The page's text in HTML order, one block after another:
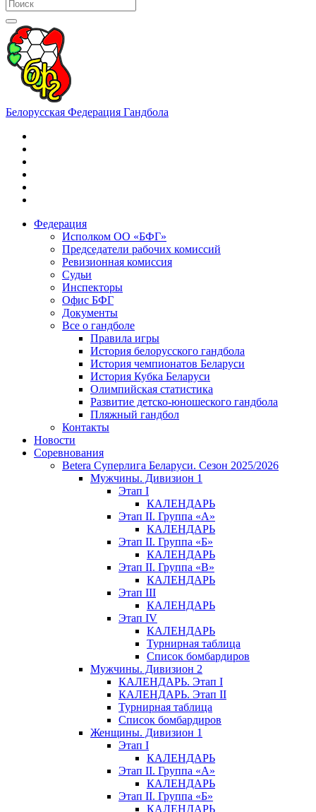
Белорусская Федерация Гандбола
Федерация
Исполком ОО «БФГ»
Председатели рабочих комиссий
Ревизионная комиссия
Судьи
Инспекторы
Офис БФГ
Документы
Все о гандболе
Правила игры
История белорусского гандбола
История чемпионатов Беларуси
История Кубка Беларуси
Олимпийская статистика
Развитие детско-юношеского гандбола
Пляжный гандбол
Контакты
Новости
Соревнования
Betera Суперлига Беларуси. Сезон 2025/2026
Мужчины. Дивизион 1
Этап I
КАЛЕНДАРЬ
Этап II. Группа «А»
КАЛЕНДАРЬ
Этап II. Группа «Б»
КАЛЕНДАРЬ
Этап II. Группа «В»
КАЛЕНДАРЬ
Этап III
КАЛЕНДАРЬ
Этап IV
КАЛЕНДАРЬ
Турнирная таблица
Список бомбардиров
Мужчины. Дивизион 2
КАЛЕНДАРЬ. Этап I
КАЛЕНДАРЬ. Этап II
Турнирная таблица
Список бомбардиров
Женщины. Дивизион 1
Этап I
КАЛЕНДАРЬ
Этап II. Группа «А»
КАЛЕНДАРЬ
Этап II. Группа «Б»
КАЛЕНДАРЬ